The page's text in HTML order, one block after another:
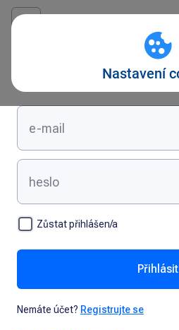
Zůstat přihlášen/a
Přihlásit
Nemáte účet? Registrujte se